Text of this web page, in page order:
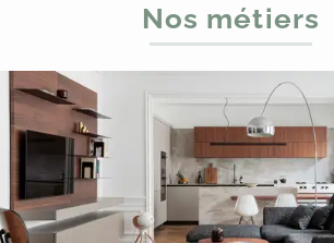
Nos métiers